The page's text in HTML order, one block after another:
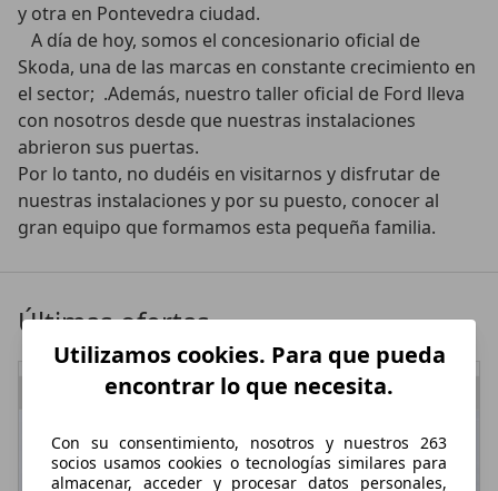
y otra en Pontevedra ciudad.
   A día de hoy, somos el concesionario oficial de
Skoda, una de las marcas en constante crecimiento en
el sector;  .Además, nuestro taller oficial de Ford lleva
con nosotros desde que nuestras instalaciones
abrieron sus puertas.
Por lo tanto, no dudéis en visitarnos y disfrutar de
nuestras instalaciones y por su puesto, conocer al
gran equipo que formamos esta pequeña familia.
Últimas ofertas
Utilizamos cookies. Para que pueda
encontrar lo que necesita.
Con su consentimiento, nosotros y nuestros 263
socios usamos cookies o tecnologías similares para
almacenar, acceder y procesar datos personales,